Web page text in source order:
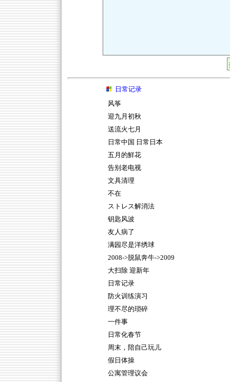
日常记录
风筝
迎九月初秋
送流火七月
日常中国 日常日本
五月的鮮花
告别老电视
文具清理
不在
ストレス解消法
钥匙风波
友人病了
满园尽是洋绣球
2008->脱鼠奔牛->2009
大扫除 迎新年
日常记录
防火训练演习
理不尽的琐碎
一件事
日常化春节
周末，陪自己玩儿
假日体操
公寓管理议会